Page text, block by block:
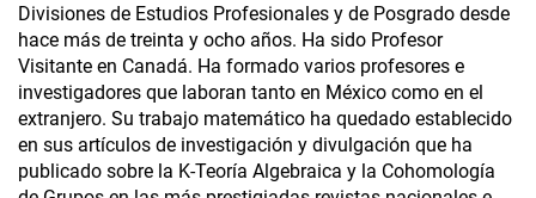
Divisiones de Estudios Profesionales y de Posgrado desde
hace más de treinta y ocho años. Ha sido Profesor
Visitante en Canadá. Ha formado varios profesores e
investigadores que laboran tanto en México como en el
extranjero. Su trabajo matemático ha quedado establecido
en sus artículos de investigación y divulgación que ha
publicado sobre la K-Teoría Algebraica y la Cohomología